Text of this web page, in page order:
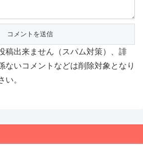
稿出来ません（スパム対策）、誹
ないコメントなどは削除対象となり
い。